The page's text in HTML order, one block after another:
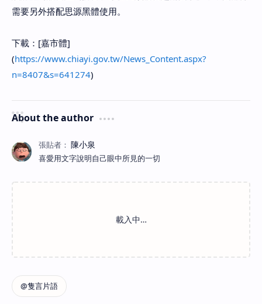
需要另外搭配思源黑體使用。
下載：[嘉市體]
(https://www.chiayi.gov.tw/News_Content.aspx?
n=8407&s=641274)
About the author
喜愛用文字說明自己眼中所見的一切